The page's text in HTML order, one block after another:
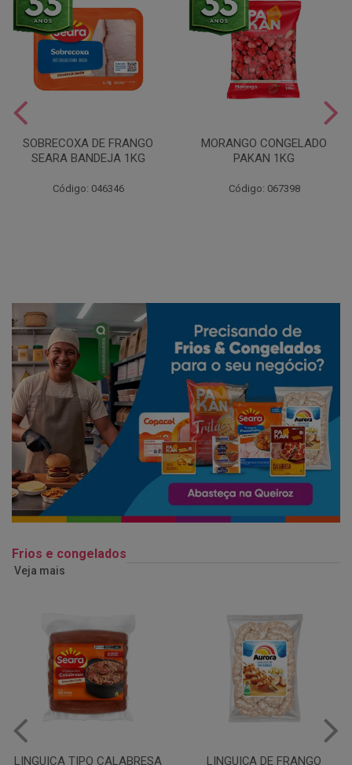
SOBRECOXA DE FRANGO
SEARA BANDEJA 1KG
Código: 046346
MORANGO CONGELADO
PAKAN 1KG
Código: 067398
Frios e congelados
Veja mais
LINGUIÇA DE FRANGO QUEIJO MUSSARELA